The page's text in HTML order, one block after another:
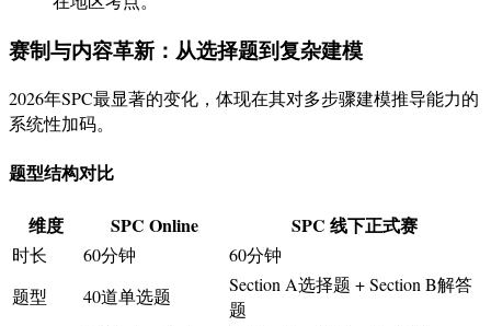
赛制与内容革新：从选择题到复杂建模
2026年SPC最显著的变化，体现在其对多步骤建模推导能力的
系统性加码。
题型结构对比
维度 SPC Online SPC 线下正式赛
时长 60分钟
60分钟
题型
40道单选题
Section A选择题 + Section B解答
题